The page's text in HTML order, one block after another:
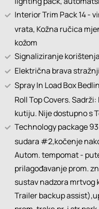
Interior Trim Pack 14 -
vrata, Kožna ručica
kožom
Signaliziranje
Električna brava
Spray In Load Box
Roll Top Covers.
kutiju. Nije dostupno s
Technology package
sudara #2,kočenje
Autom. tempomat -
prilagođavanje prom.
sustav nadzora mrtvog
Trailer backup